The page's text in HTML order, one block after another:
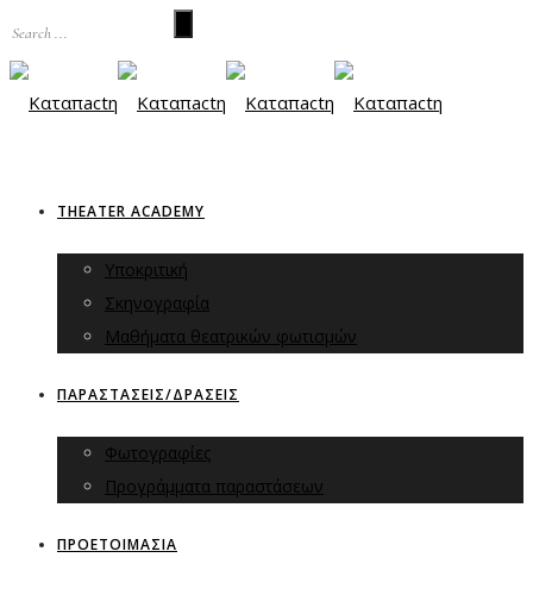
THEATER ACADEMY
Υποκριτική
Σκηνογραφία
Μαθήματα θεατρικών φωτισμών
ΠΑΡΑΣΤΑΣΕΙΣ/ΔΡΑΣΕΙΣ
Φωτογραφίες
Προγράμματα παραστάσεων
ΠΡΟΕΤΟΙΜΑΣΙΑ